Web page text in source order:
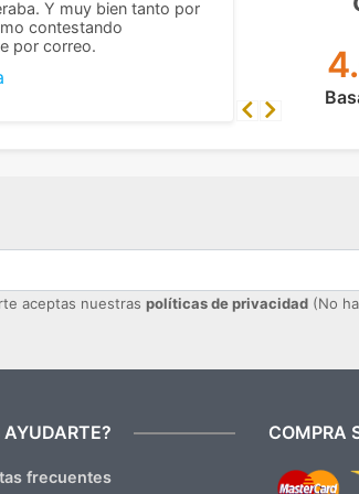
Y muy bien tanto por
contestando
por correo.
Previous
Next
aceptas nuestras políticas de privacidad (No
frecuentes
COMPRA